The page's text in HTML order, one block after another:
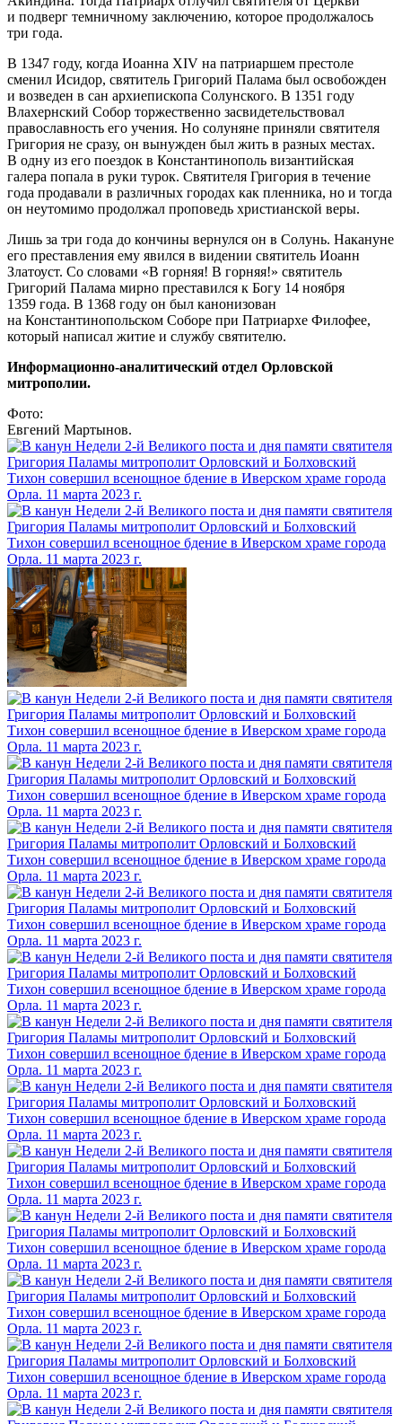
и подверг темничному заключению, которое продолжалось
три года.
В 1347 году, когда Иоанна ХIV на патриаршем престоле
сменил Исидор, святитель Григорий Палама был освобожден
и возведен в сан архиепископа Солунского. В 1351 году
Влахернский Собор торжественно засвидетельствовал
православность его учения. Но солуняне приняли святителя
Григория не сразу, он вынужден был жить в разных местах.
В одну из его поездок в Константинополь византийская
галера попала в руки турок. Святителя Григория в течение
года продавали в различных городах как пленника, но и тогда
он неутомимо продолжал проповедь христианской веры.
Лишь за три года до кончины вернулся он в Солунь. Накануне
его преставления ему явился в видении святитель Иоанн
Златоуст. Со словами «В горняя! В горняя!» святитель
Григорий Палама мирно преставился к Богу 14 ноября
1359 года. В 1368 году он был канонизован
на Константинопольском Соборе при Патриархе Филофее,
который написал житие и службу святителю.
Информационно-аналитический отдел Орловской
митрополии.
Фото:
Евгений Мартынов.